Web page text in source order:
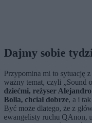
Dajmy sobie
Przypomina mi to sytuację
ważny temat, czyli „Sound
dziećmi, reżyser
Bolla, chciał dobrze, a i
Być może dlatego, że z
ewangelisty ruchu QAnon,